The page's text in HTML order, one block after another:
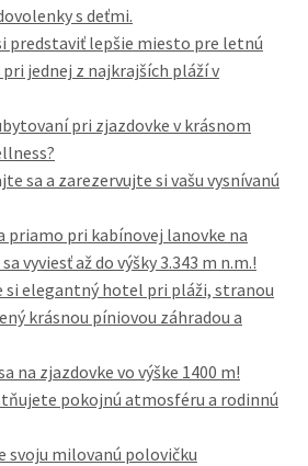
s deťmi.
predstaviť lepšie miesto pre letnú
jednej z najkrajších pláží v
pri zjazdovke v krásnom
sa a zarezervujte si vašu vysnívanú
priamo pri kabínovej lanovke na
vyviesť až do výšky 3.343 m n.m.!
si elegantný hotel pri pláži, stranou
krásnou píniovou záhradou a
na zjazdovke vo výške 1400 m!
pokojnú atmosféru a rodinnú
svoju milovanú polovičku